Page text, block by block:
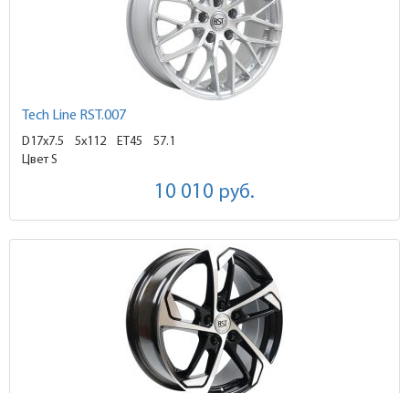
Tech Line RST.007
D17x7.5 5x112 ET45
57.1
Цвет S
10 010 руб.